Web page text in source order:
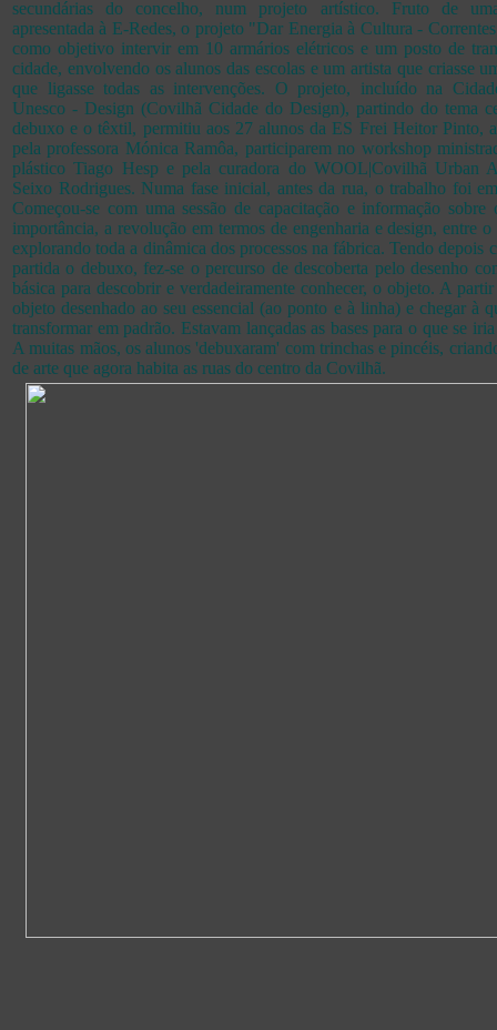
secundárias do concelho, num projeto artístico. Fruto de
apresentada à E-Redes, o projeto "Dar Energia à Cultura -
como objetivo intervir em 10 armários elétricos e um posto de
cidade, envolvendo os alunos das escolas e um artista que criasse
que ligasse todas as intervenções. O projeto, incluído na
Unesco - Design (Covilhã Cidade do Design), partindo do tema
debuxo e o têxtil, permitiu aos 27 alunos da ES Frei Heitor Pinto,
pela professora Mónica Ramôa, participarem no workshop
plástico Tiago Hesp e pela curadora do WOOL|Covilhã Urban
Seixo Rodrigues. Numa fase inicial, antes da rua, o trabalho foi
Começou-se com uma sessão de capacitação e informação sobre
importância, a revolução em termos de engenharia e design, entre
explorando toda a dinâmica dos processos na fábrica. Tendo depois
partida o debuxo, fez-se o percurso de descoberta pelo desenho
básica para descobrir e verdadeiramente conhecer, o objeto. A
objeto desenhado ao seu essencial (ao ponto e à linha) e chegar à
transformar em padrão. Estavam lançadas as bases para o que se
A muitas mãos, os alunos 'debuxaram' com trinchas e pincéis,
de arte que agora habita as ruas do centro da Covilhã.